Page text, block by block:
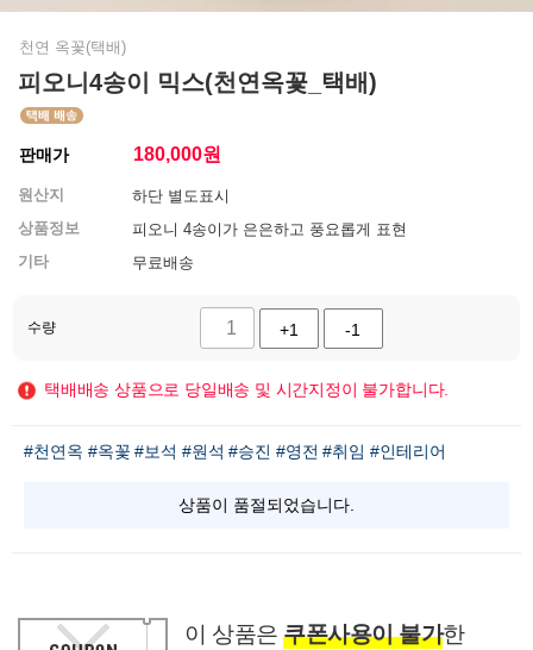
천연 옥꽃(택배)
피오니4송이 믹스(천연옥꽃_택배)
판매가 180,000원
원산지
하단 별도표시
상품정보
피오니 4송이가 은은하고 풍요롭게 표현
기타
무료배송
수량 +1 -1
택배배송 상품으로 당일배송 및 시간지정이 불가합니다.
#천연옥 #옥꽃 #보석 #원석 #승진 #영전 #취임 #인테리어
상품이 품절되었습니다.
이 상품은 쿠폰사용이 불가한